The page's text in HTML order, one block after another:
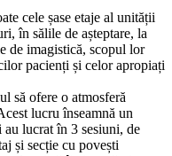
cele șase etaje al unității
în sălile de așteptare, la
de imagistică, scopul lor
pacienți și celor apropiați
să ofere o atmosferă
lucru înseamnă un
lucrat în 3 sesiuni, de
și secție cu povești